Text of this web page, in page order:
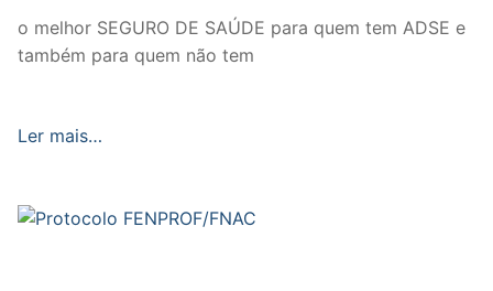
o melhor SEGURO DE SAÚDE para quem tem ADSE e
também para quem não tem
Ler mais…